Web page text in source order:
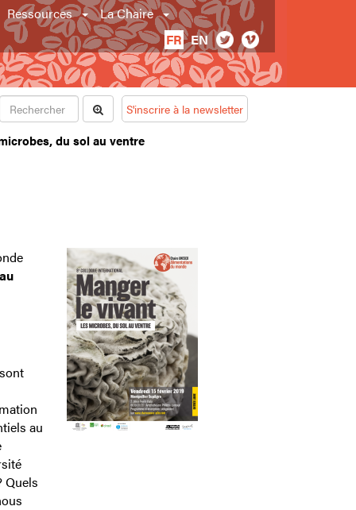
Ressources
La Chaire
FR EN
S'inscrire à la newsletter
du sol au ventre
au
Quels